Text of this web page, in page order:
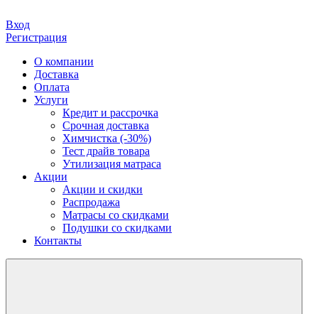
Вход
Регистрация
О компании
Доставка
Оплата
Услуги
Кредит и рассрочка
Срочная доставка
Химчистка (-30%)
Тест драйв товара
Утилизация матраса
Акции
Акции и скидки
Распродажа
Матрасы со скидками
Подушки со скидками
Контакты